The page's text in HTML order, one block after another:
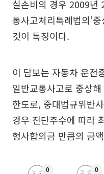
실손비의 경우 2009년
통사고처리특례법의‘
것이 특징이다.
이 담보는 자동차 운전
일반교통사고로 중상
한도로, 중대법규위반
경우 진단주수에 따라
형사합의금 만큼의 금
0 0